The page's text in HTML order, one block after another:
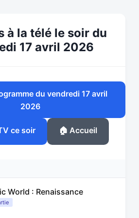
à la télé le soir du
17 avril 2026
du vendredi 17 avril
2026
ce soir 🏠 Accueil
World : Renaissance